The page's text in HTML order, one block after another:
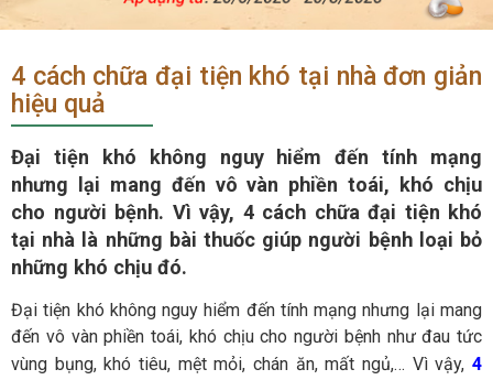
4 cách chữa đại tiện khó tại nhà đơn giản
hiệu quả
Đại tiện khó không nguy hiểm đến tính mạng
nhưng lại mang đến vô vàn phiền toái, khó chịu
cho người bệnh. Vì vậy, 4 cách chữa đại tiện khó
tại nhà​​​​​​​ là những bài thuốc giúp người bệnh loại bỏ
những khó chịu đó.
Đại tiện khó không nguy hiểm đến tính mạng nhưng lại mang
đến vô vàn phiền toái, khó chịu cho người bệnh như đau tức
vùng bụng, khó tiêu, mệt mỏi, chán ăn, mất ngủ,… Vì vậy, 4